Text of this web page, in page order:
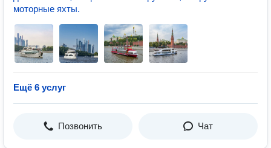
моторные яхты.
Ещё 6 услуг
Позвонить Чат